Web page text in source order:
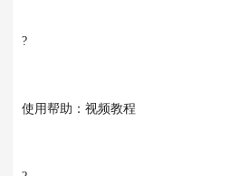
?
使用帮助：视频教程